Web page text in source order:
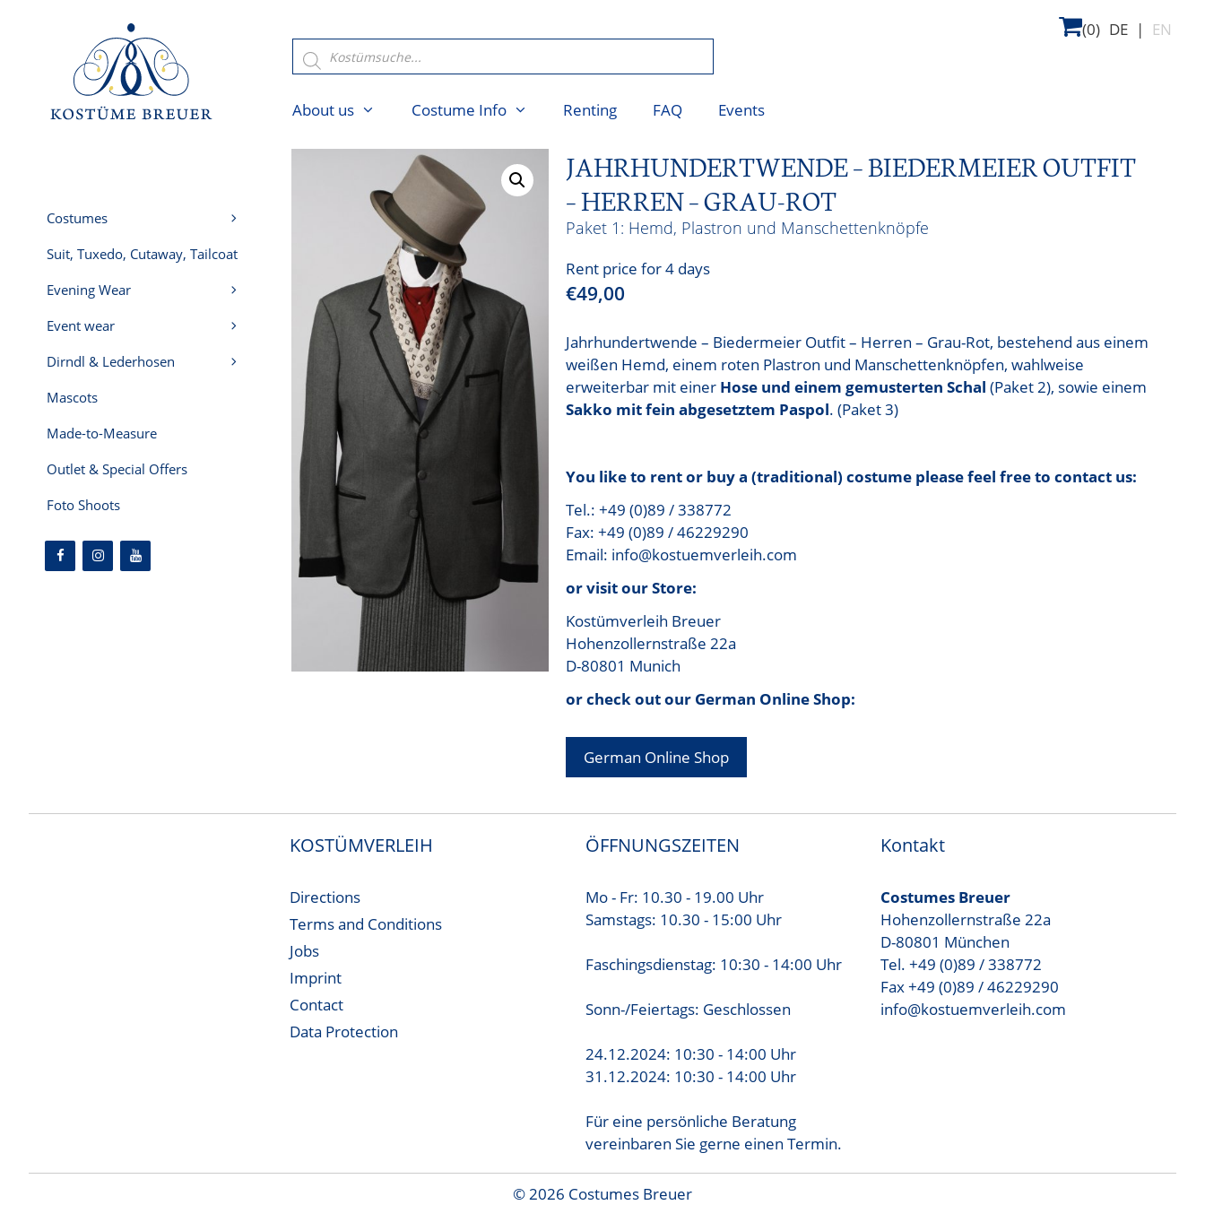
Products
search
(0) DE | EN
About us Costume Info Renting FAQ Events
JAHRHUNDERTWENDE – BIEDERMEIER OUTFIT
– HERREN – GRAU-ROT
Hemd, Plastron und Manschettenknöpfe
Rent price for 4 days
€49,00
Jahrhundertwende – Biedermeier Outfit – Herren – Grau-Rot, bestehend aus einem
weißen Hemd, einem roten Plastron und Manschettenknöpfen, wahlweise
erweiterbar mit einer Hose und einem gemusterten Schal (Paket 2), sowie einem
Sakko mit fein abgesetztem Paspol. (Paket 3)
You like to rent or buy a (traditional) costume please feel free to contact us:
Tel.: +49 (0)89 / 338772
Fax: +49 (0)89 / 46229290
Email: info@kostuemverleih.com
or visit our Store:
Kostümverleih Breuer
Hohenzollernstraße 22a
D-80801 Munich
or check out our German Online Shop:
German Online Shop
Costumes
Suit, Tuxedo, Cutaway, Tailcoat
Evening Wear
Event wear
Dirndl & Lederhosen
Mascots
Made-to-Measure
Outlet & Special Offers
Foto Shoots
KOSTÜMVERLEIH
Directions
Terms and Conditions
Jobs
Imprint
Contact
Data Protection
ÖFFNUNGSZEITEN
Mo - Fr: 10.30 - 19.00 Uhr
Samstags: 10.30 - 15:00 Uhr
Faschingsdienstag: 10:30 - 14:00 Uhr
Sonn-/Feiertags: Geschlossen
24.12.2024: 10:30 - 14:00 Uhr
31.12.2024: 10:30 - 14:00 Uhr
Für eine persönliche Beratung
vereinbaren Sie gerne einen Termin.
Kontakt
Costumes Breuer
Hohenzollernstraße 22a
D-80801 München
Tel. +49 (0)89 / 338772
Fax +49 (0)89 / 46229290
info@kostuemverleih.com
© 2026 Costumes Breuer